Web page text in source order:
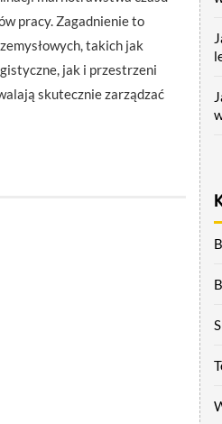
pracy. Zagadnienie to
takich jak
jak i przestrzeni
skutecznie zarządzać